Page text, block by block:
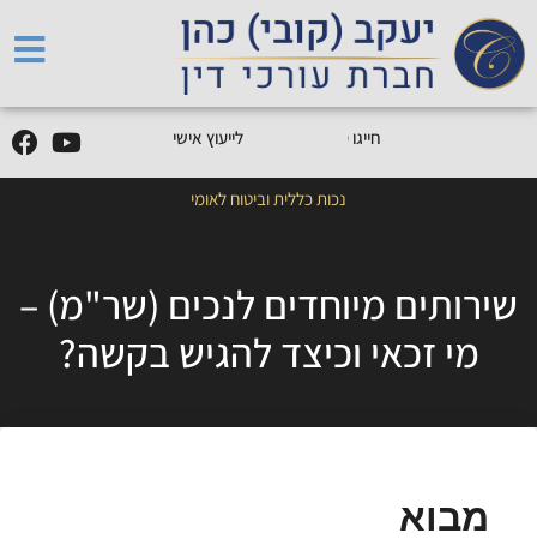
חייגו050- לייעוץ אישי
נכות כללית וביטוח לאומי
שירותים מיוחדים לנכים (שר"מ) –
מי זכאי וכיצד להגיש בקשה?
מבוא